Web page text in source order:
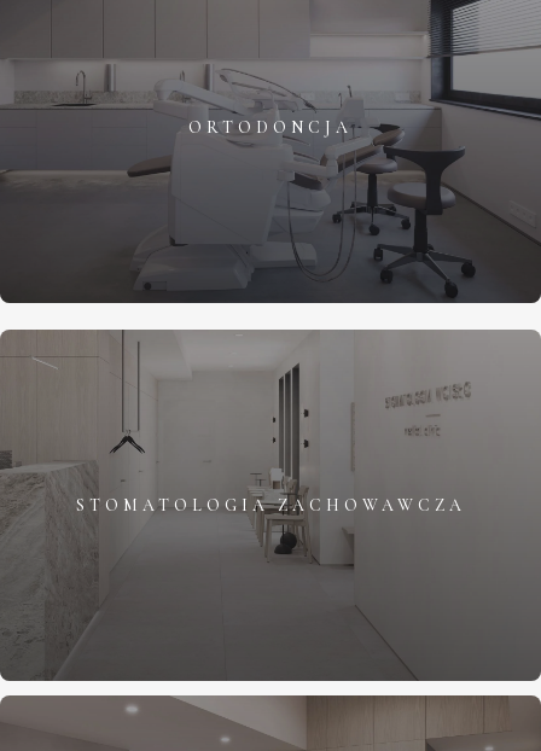
ORTODONCJA
STOMATOLOGIA ZACHOWAWCZA